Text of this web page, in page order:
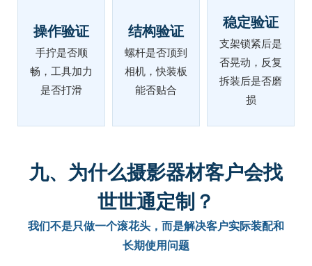
操作验证
手拧是否顺
畅，工具加力
是否打滑
结构验证
螺杆是否顶到
相机，快装板
能否贴合
稳定验证
支架锁紧后是
否晃动，反复
拆装后是否磨
损
九、为什么摄影器材客户会找
世世通定制？
我们不是只做一个滚花头，而是解决客户实际装配和
长期使用问题